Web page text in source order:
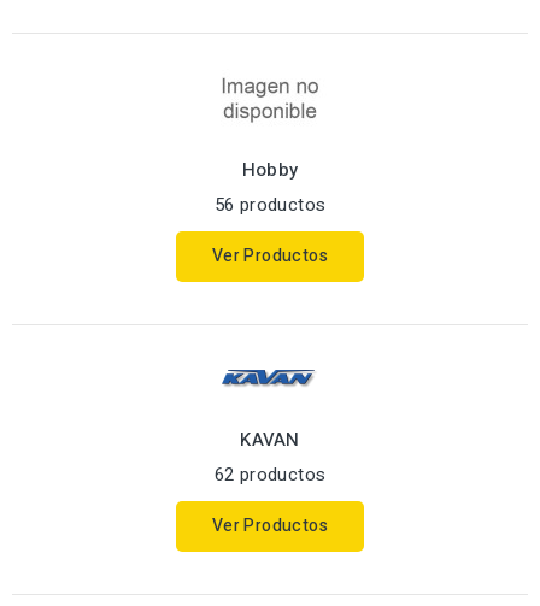
Hobby
56 productos
Ver Productos
KAVAN
62 productos
Ver Productos